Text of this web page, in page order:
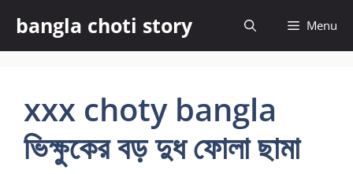
content
bangla choti story Menu
xxx choty bangla
ভিক্ষুকের বড় দুধ ফোলা ছামা